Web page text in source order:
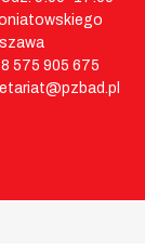
575 905 675